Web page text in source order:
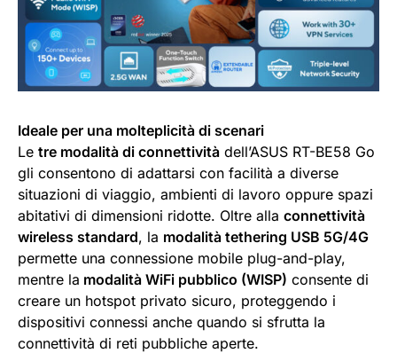
Ideale per una molteplicità di scenari
Le tre modalità di connettività dell’ASUS RT-BE58 Go
gli consentono di adattarsi con facilità a diverse
situazioni di viaggio, ambienti di lavoro oppure spazi
abitativi di dimensioni ridotte. Oltre alla connettività
wireless standard, la modalità tethering USB 5G/4G
permette una connessione mobile plug-and-play,
mentre la modalità WiFi pubblico (WISP) consente di
creare un hotspot privato sicuro, proteggendo i
dispositivi connessi anche quando si sfrutta la
connettività di reti pubbliche aperte.